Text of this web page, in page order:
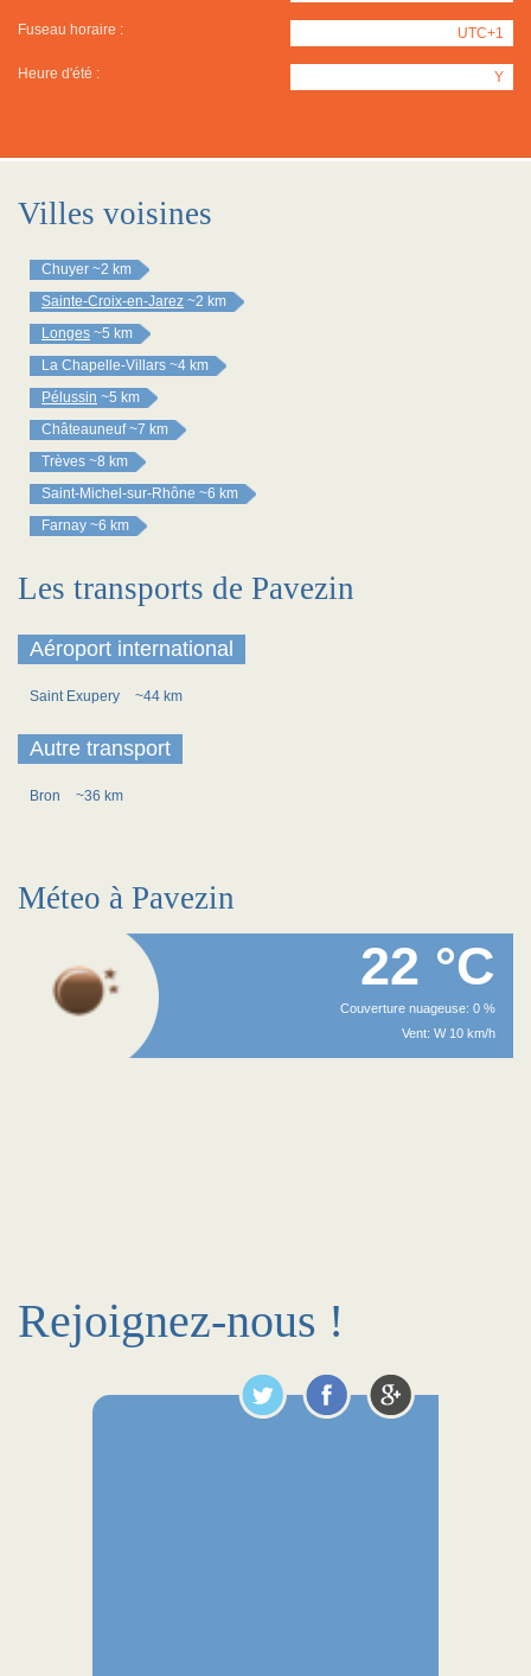
Fuseau horaire : UTC+1
Heure d'été : Y
Villes voisines
Chuyer ~2 km
Sainte-Croix-en-Jarez ~2 km
Longes ~5 km
La Chapelle-Villars ~4 km
Pélussin ~5 km
Châteauneuf ~7 km
Trèves ~8 km
Saint-Michel-sur-Rhône ~6 km
Farnay ~6 km
Les transports de Pavezin
Aéroport international
Saint Exupery ~44 km
Autre transport
Bron ~36 km
Méteo à Pavezin
22 °C
Couverture nuageuse: 0 %
Vent: W 10 km/h
Rejoignez-nous !